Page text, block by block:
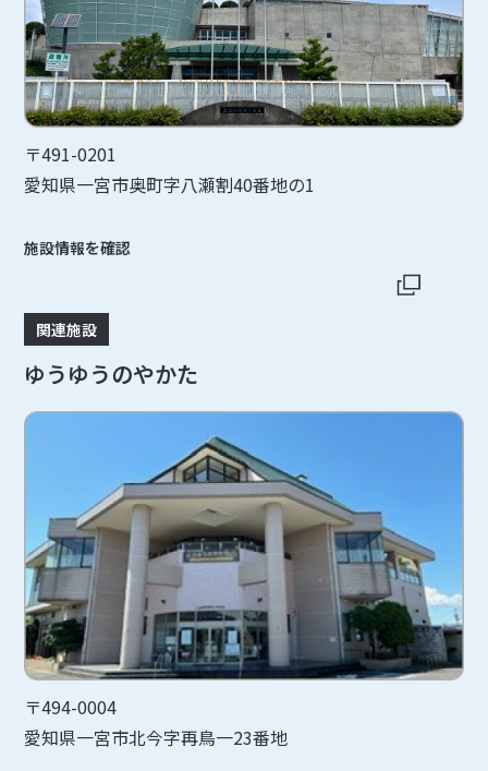
〒491-0201
愛知県一宮市奥町字八瀬割40番地の1
施設情報を確認
関連施設
ゆうゆうのやかた
〒494-0004
愛知県一宮市北今字再鳥一23番地